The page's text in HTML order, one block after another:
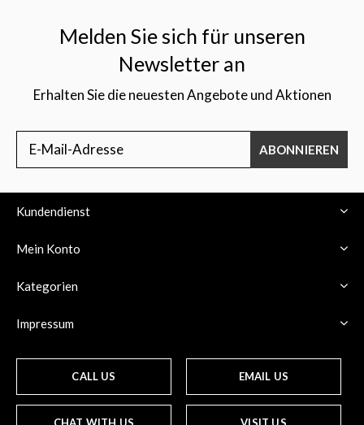
Melden Sie sich für unseren
Newsletter an
Erhalten Sie die neuesten Angebote und Aktionen
ABONNIEREN
Kundendienst
Mein Konto
Kategorien
Impressum
CALL US EMAIL US